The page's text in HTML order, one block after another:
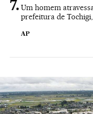
Um homem
prefeitura de
AP